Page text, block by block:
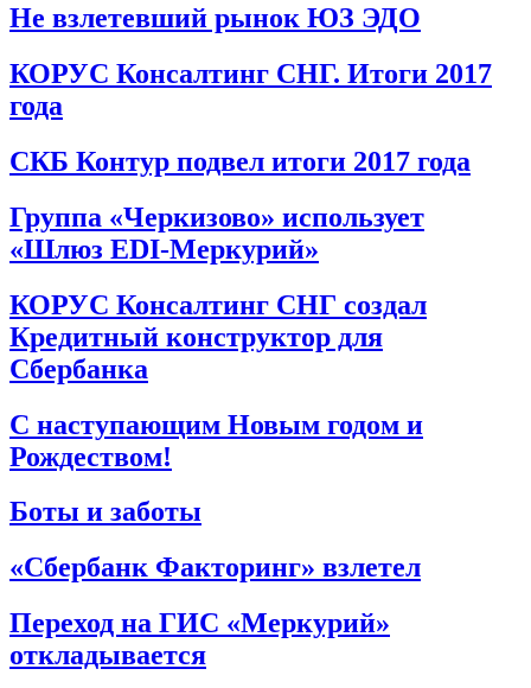
Не взлетевший рынок ЮЗ ЭДО
КОРУС Консалтинг СНГ. Итоги 2017
года
СКБ Контур подвел итоги 2017 года
Группа «Черкизово» использует
«Шлюз EDI-Меркурий»
КОРУС Консалтинг СНГ создал
Кредитный конструктор для
Сбербанка
С наступающим Новым годом и
Рождеством!
Боты и заботы
«Сбербанк Факторинг» взлетел
Переход на ГИС «Меркурий»
откладывается